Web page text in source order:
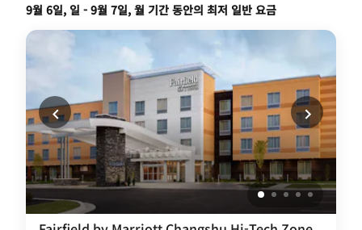
9월 6일, 일 - 9월 7일, 월 기간 동안의 최저 일반 요금